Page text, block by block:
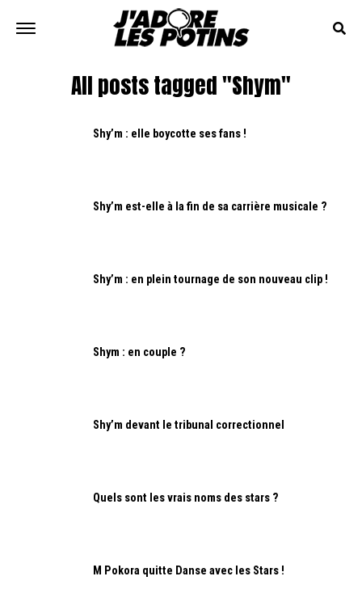
All posts tagged "Shym"
Shy’m : elle boycotte ses fans !
Shy’m est-elle à la fin de sa carrière musicale ?
Shy’m : en plein tournage de son nouveau clip !
Shym : en couple ?
Shy’m devant le tribunal correctionnel
Quels sont les vrais noms des stars ?
M Pokora quitte Danse avec les Stars !